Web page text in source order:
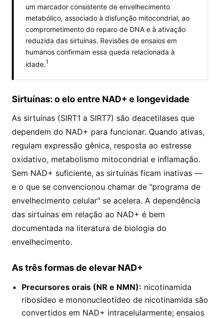
um marcador consistente de envelhecimento
metabólico, associado à disfunção mitocondrial, ao
comprometimento do reparo de DNA e à ativação
reduzida das sirtuínas. Revisões de ensaios em
humanos confirmam essa queda relacionada à
idade.1
Sirtuínas: o elo entre NAD+ e longevidade
As sirtuínas (SIRT1 a SIRT7) são deacetilases que
dependem do NAD+ para funcionar. Quando ativas,
regulam expressão gênica, resposta ao estresse
oxidativo, metabolismo mitocondrial e inflamação.
Sem NAD+ suficiente, as sirtuínas ficam inativas —
e o que se convencionou chamar de "programa de
envelhecimento celular" se acelera. A dependência
das sirtuínas em relação ao NAD+ é bem
documentada na literatura de biologia do
envelhecimento.
As três formas de elevar NAD+
Precursores orais (NR e NMN): nicotinamida
ribosídeo e mononucleotídeo de nicotinamida são
convertidos em NAD+ intracelularmente; ensaios